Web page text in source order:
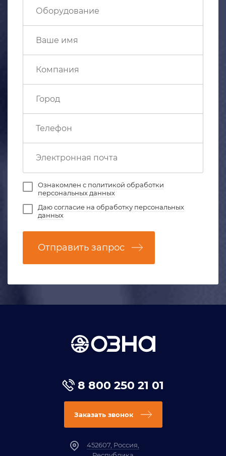
Ознакомлен с политикой обработки
персональных данных
Даюсогласие на обработку персональных
данных
Отправить запрос
8 800 250 21 01
Заказать звонок
452607, Россия,